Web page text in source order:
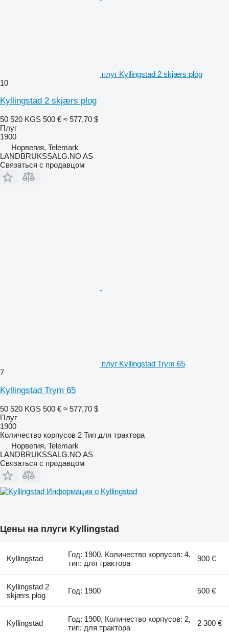
плуг Kyllingstad 2 skjærs plog
10
Kyllingstad 2 skjærs plog
50 520 KGS 500 € ≈ 577,70 $
Плуг
1900
Норвегия, Telemark
LANDBRUKSSALG.NO AS
Связаться с продавцом
плуг Kyllingstad Trym 65
7
Kyllingstad Trym 65
50 520 KGS 500 € ≈ 577,70 $
Плуг
1900
Количество корпусов 2 Тип для трактора
Норвегия, Telemark
LANDBRUKSSALG.NO AS
Связаться с продавцом
Информация о Kyllingstad
Цены на плуги Kyllingstad
Kyllingstad
Год: 1900, Количество корпусов: 4,
тип: для трактора
900 €
Kyllingstad 2
skjærs plog
Год: 1900 500 €
Kyllingstad
Год: 1900, Количество корпусов: 2,
тип: для трактора
2 300 €